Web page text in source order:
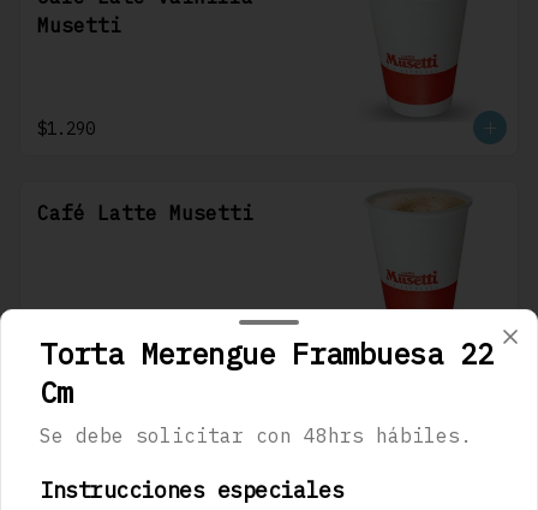
Musetti
$1.290
Café Latte Musetti
$1.290
Café Mocaccino
Torta Merengue Frambuesa 22
Cm
Se debe solicitar con 48hrs hábiles.
Instrucciones especiales